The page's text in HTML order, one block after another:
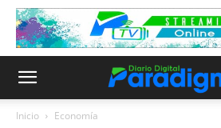
Inicio Economía